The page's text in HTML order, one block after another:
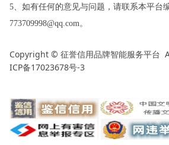
5、如有任何的意见与问题，请联系本平台
773709998@qq.com。
Copyright © 征誉信用品牌智能服务平台
ICP备17023678号-3